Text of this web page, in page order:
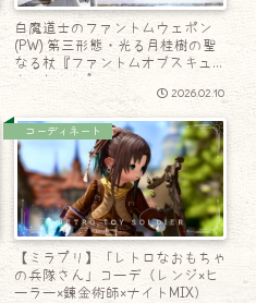
白魔道士のファントムウェポン
(PW) 第三形態・光る月桂樹の聖
なる杖『ファントムオブスキュラ
ム・ケーン』
2026.02.10
コーディネート
【ミラプリ】「レトロなおもちゃ
の兵隊さん」コーデ（レンジ×ヒ
ーラー×錬金術師×ナイトMIX）